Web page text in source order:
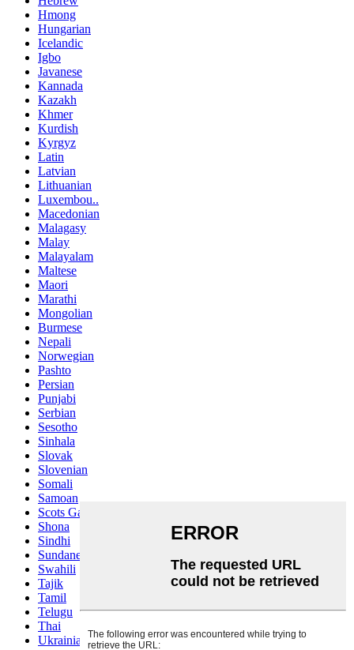
Hmong
Hungarian
Icelandic
Igbo
Javanese
Kannada
Kazakh
Khmer
Kurdish
Kyrgyz
Latin
Latvian
Lithuanian
Luxembou..
Macedonian
Malagasy
Malay
Malayalam
Maltese
Maori
Marathi
Mongolian
Burmese
Nepali
Norwegian
Pashto
Persian
Punjabi
Serbian
Sesotho
Sinhala
Slovak
Slovenian
Somali
Samoan
Scots Gaelic
Shona
Sindhi
Sundanese
Swahili
Tajik
Tamil
Telugu
Thai
Ukrainian